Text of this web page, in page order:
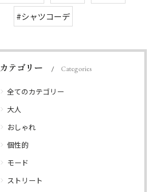
#シャツコーデ
カテゴリー Categories
全てのカテゴリー
大人
おしゃれ
個性的
モード
ストリート